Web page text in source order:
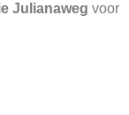
Julianaweg voor